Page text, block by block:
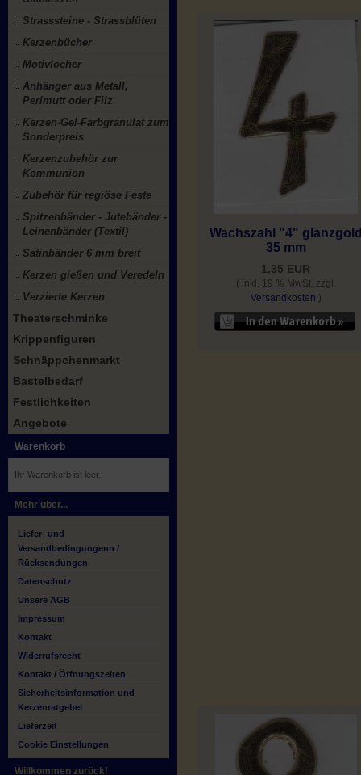
Strasssteine - Strassblüten
Kerzenbücher
Motivlocher
Anhänger aus Metall,
Perlmutt oder Filz
Kerzen-Gel-Farbgranulat zum
Sonderpreis
Kerzenzubehör zur
Kommunion
Zubehör für regiöse Feste
Spitzenbänder - Jutebänder -
Leinenbänder (Textil)
Satinbänder 6 mm breit
Kerzen gießen und Veredeln
Verzierte Kerzen
Theaterschminke
Krippenfiguren
Schnäppchenmarkt
Bastelbedarf
Festlichkeiten
Angebote
Warenkorb
Ihr Warenkorb ist leer.
Mehr über...
Liefer- und
Versandbedingungenn /
Rücksendungen
Datenschutz
Unsere AGB
Impressum
Kontakt
Widerrufsrecht
Kontakt / Öffnungszeiten
Sicherheitsinformation und
Kerzenratgeber
Lieferzeit
Cookie Einstellungen
Willkommen zurück!
Wachszahl "4"
35 mm
1,35 EUR
( inkl. 19 % MwSt. zzgl.
Versandkosten )